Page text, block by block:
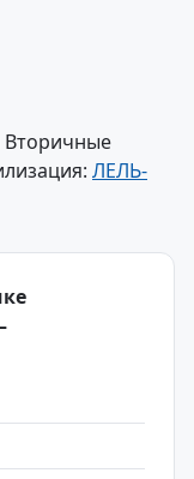
Вторичные
ЛЕЛЬ-